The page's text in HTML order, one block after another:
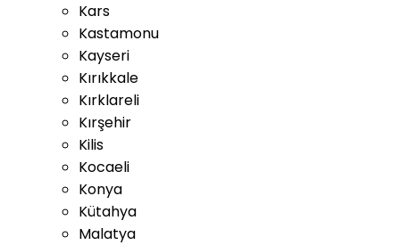
Kars
Kastamonu
Kayseri
Kırıkkale
Kırklareli
Kırşehir
Kilis
Kocaeli
Konya
Kütahya
Malatya